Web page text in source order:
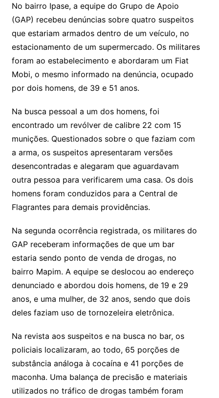
No bairro Ipase, a equipe do Grupo de Apoio
(GAP) recebeu denúncias sobre quatro suspeitos
que estariam armados dentro de um veículo, no
estacionamento de um supermercado. Os militares
foram ao estabelecimento e abordaram um Fiat
Mobi, o mesmo informado na denúncia, ocupado
por dois homens, de 39 e 51 anos.
Na busca pessoal a um dos homens, foi
encontrado um revólver de calibre 22 com 15
munições. Questionados sobre o que faziam com
a arma, os suspeitos apresentaram versões
desencontradas e alegaram que aguardavam
outra pessoa para verificarem uma casa. Os dois
homens foram conduzidos para a Central de
Flagrantes para demais providências.
Na segunda ocorrência registrada, os militares do
GAP receberam informações de que um bar
estaria sendo ponto de venda de drogas, no
bairro Mapim. A equipe se deslocou ao endereço
denunciado e abordou dois homens, de 19 e 29
anos, e uma mulher, de 32 anos, sendo que dois
deles faziam uso de tornozeleira eletrônica.
Na revista aos suspeitos e na busca no bar, os
policiais localizaram, ao todo, 65 porções de
substância análoga à cocaína e 41 porções de
maconha. Uma balança de precisão e materiais
utilizados no tráfico de drogas também foram